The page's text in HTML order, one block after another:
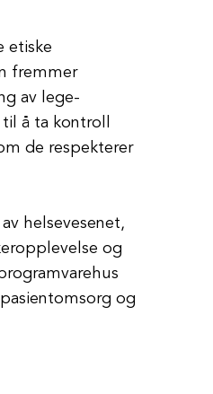
etiske
fremmer
av lege-
å ta kontroll
de respekterer
helsevesenet,
og
og